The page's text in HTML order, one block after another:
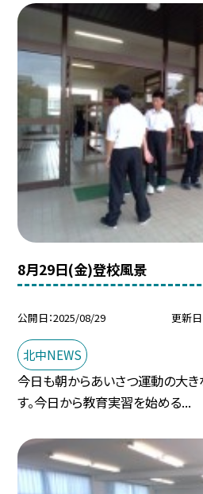
8月29日(金)登校風景
公開日 2025/08/29 更新日
北中NEWS
今日も朝からあいさつ運動の大
す。今日から教育実習を始める...